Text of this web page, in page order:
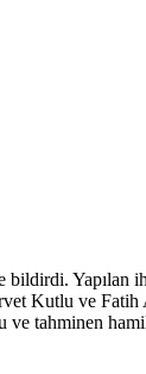
bildirdi. Yapılan
Kutlu ve Fatih
ve tahminen